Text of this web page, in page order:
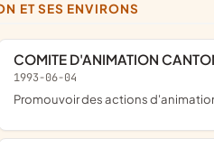
ET SES ENVIRONS
COMITE D'ANIMATION
1993-06-04
promouvoir des actions